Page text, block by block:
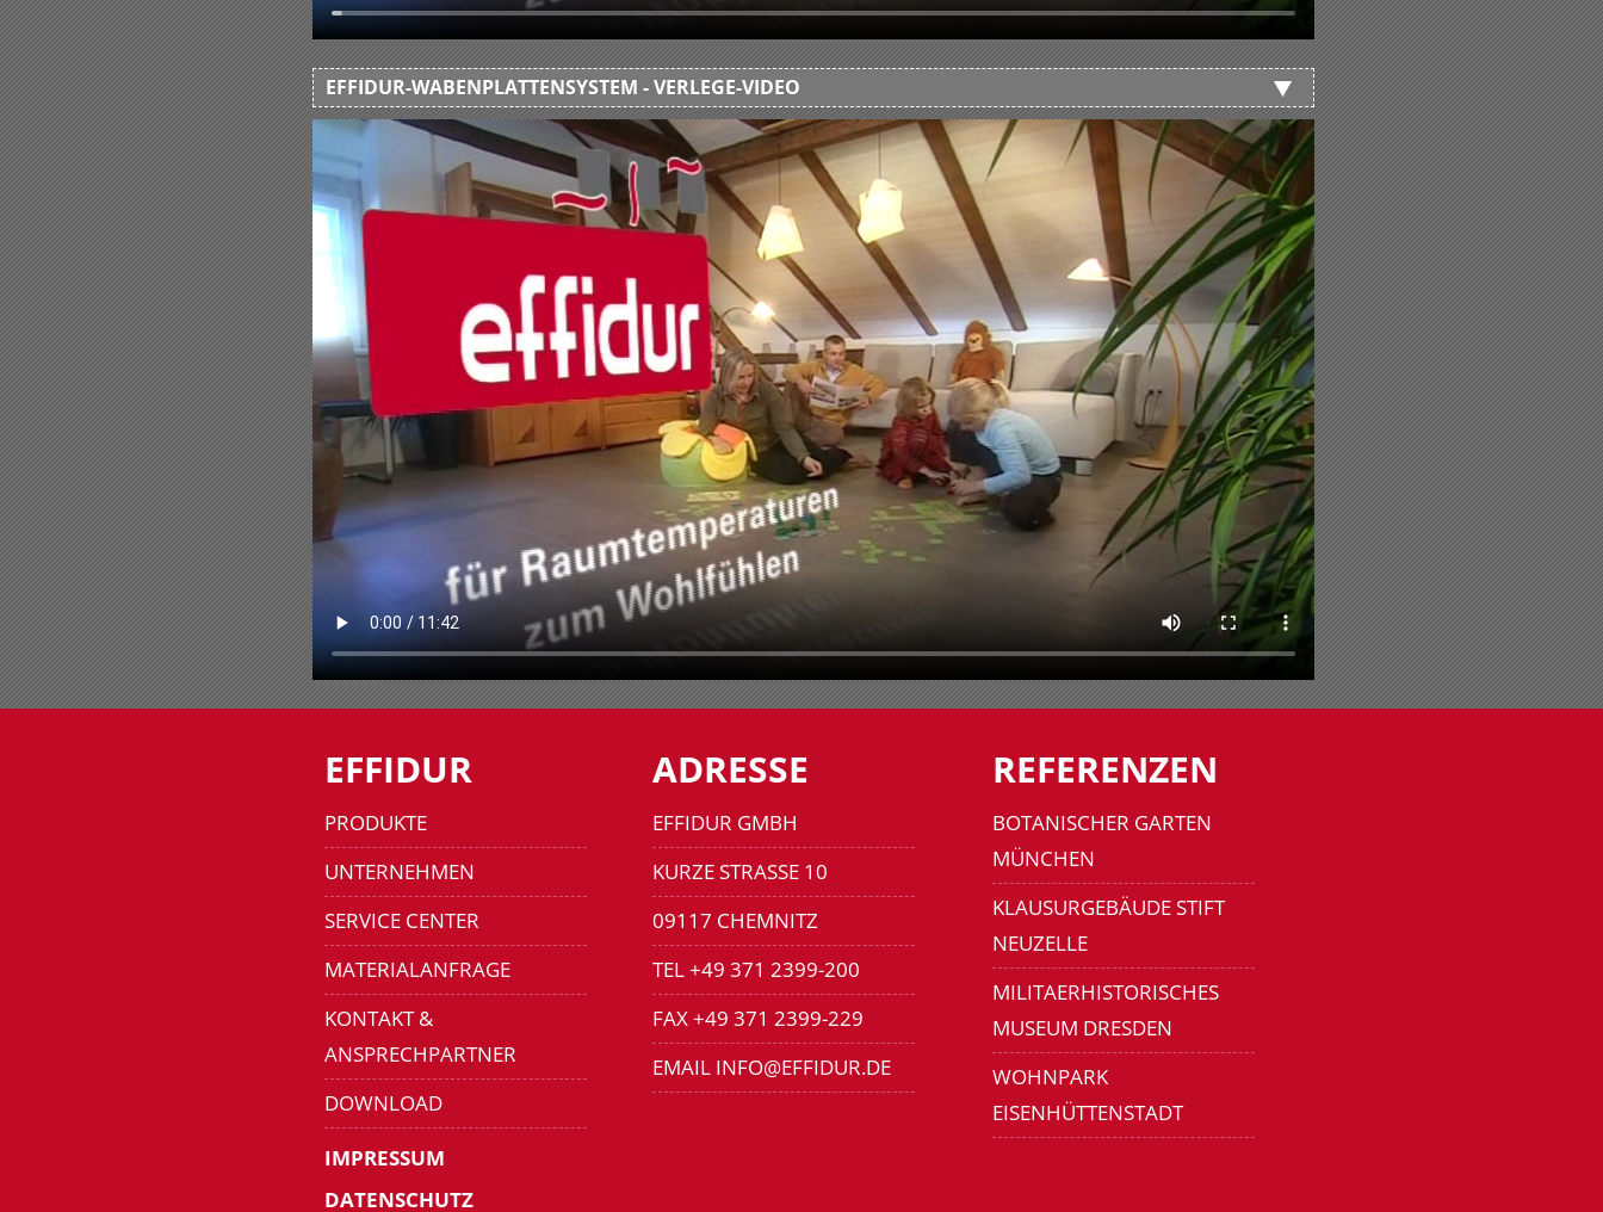
EFFIDUR-WABENPLATTENSYSTEM - VERLEGE-VIDEO
EFFIDUR
PRODUKTE
UNTERNEHMEN
SERVICE CENTER
MATERIALANFRAGE
KONTAKT &
ANSPRECHPARTNER
DOWNLOAD
IMPRESSUM
DATENSCHUTZ
ADRESSE
EFFIDUR GMBH
KURZE STRASSE 10
09117 CHEMNITZ
TEL +49 371 2399-200
FAX +49 371 2399-229
EMAIL INFO@EFFIDUR.DE
REFERENZEN
BOTANISCHER GARTEN
MÜNCHEN
KLAUSURGEBÄUDE STIFT
NEUZELLE
MILITAERHISTORISCHES
MUSEUM DRESDEN
WOHNPARK
EISENHÜTTENSTADT